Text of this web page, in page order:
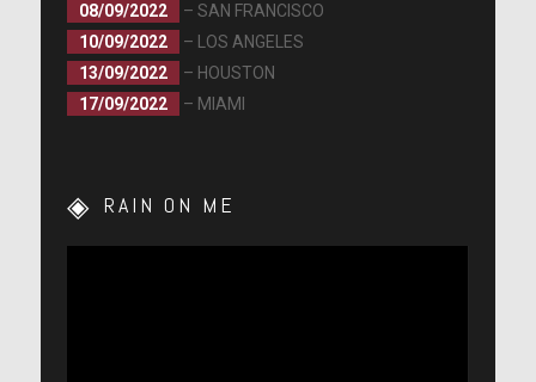
08/09/2022
– SAN FRANCISCO
10/09/2022
– LOS ANGELES
13/09/2022
– HOUSTON
17/09/2022
– MIAMI
RAIN ON ME